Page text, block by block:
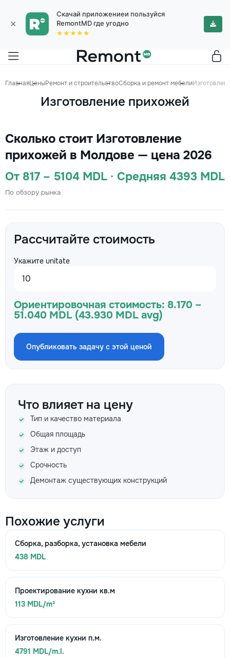
×
Скачай приложениеи пользуйся
RemontMD где угодно
★★★★★
ГлавнаяЦеныРемонт и строительствоСборка и ремонт мебели
Изготовление прихожей
Сколько стоит Изготовление
прихожей в Молдове — цена 2026
От 817 – 5104 MDL · Средняя 4393 MDL
По обзору рынка
Рассчитайте стоимость
Укажите unitate
Ориентировочная стоимость: 8.170 –
51.040 MDL (43.930 MDL avg)
Опубликовать задачу с этой ценой
Что влияет на цену
Тип и качество материала
Общая площадь
Этаж и доступ
Срочность
Демонтаж существующих конструкций
Похожие услуги
Сборка, разборка, установка мебели
438 MDL
Проектирование кухни кв.м
113 MDL/m²
Изготовление кухни п.м.
4791 MDL/m.l.